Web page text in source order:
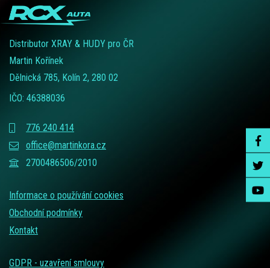
Distributor XRAY & HUDY pro ČR
Martin Kořínek
Dělnická 785, Kolín 2, 280 02
IČO: 46388036
776 240 414
office@martinkora.cz
2700486506/2010
Informace o používání cookies
Obchodní podmínky
Kontakt
GDPR - uzavření smlouvy